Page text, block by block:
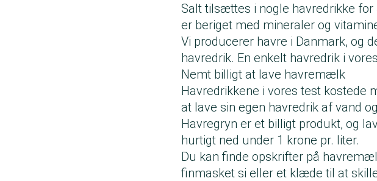
Salt tilsættes i nogle havredrikke
er beriget med mineraler og
Vi producerer havre i Danmark, og
havredrik. En enkelt havredrik i
Nemt billigt at lave havremælk
Havredrikkene i vores test kostede
at lave sin egen havredrik af vand
Havregryn er et billigt produkt, og
hurtigt ned under 1 krone pr. liter.
Du kan finde opskrifter på
finmasket si eller et klæde til at